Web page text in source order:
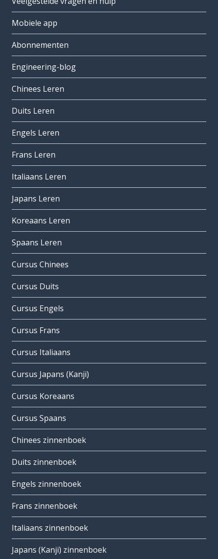
Mobiele app
Abonnementen
Engineering-blog
Chinees Leren
Duits Leren
Engels Leren
Frans Leren
Italiaans Leren
Japans Leren
Koreaans Leren
Spaans Leren
Cursus Chinees
Cursus Duits
Cursus Engels
Cursus Frans
Cursus Italiaans
Cursus Japans (Kanji)
Cursus Koreaans
Cursus Spaans
Chinees zinnenboek
Duits zinnenboek
Engels zinnenboek
Frans zinnenboek
Italiaans zinnenboek
Japans (Kanji) zinnenboek